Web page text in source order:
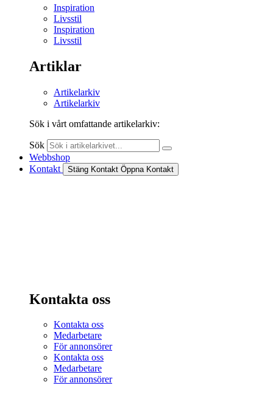
Inspiration
Livsstil
Inspiration
Livsstil
Artiklar
Artikelarkiv
Artikelarkiv
Sök i vårt omfattande artikelarkiv:
Sök
Webbshop
Kontakt
Stäng Kontakt Öppna Kontakt
Kontakta oss
Kontakta oss
Medarbetare
För annonsörer
Kontakta oss
Medarbetare
För annonsörer